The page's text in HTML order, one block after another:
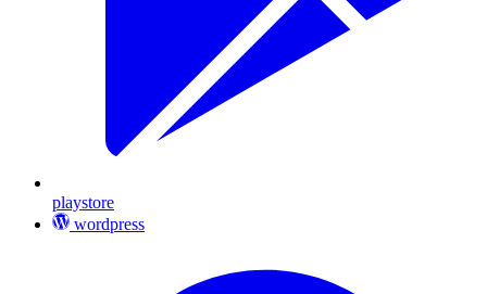
playstore
wordpress